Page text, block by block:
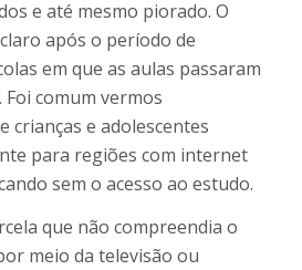
e até mesmo piorado. O
após o período de
em que as aulas passaram
comum vermos
crianças e adolescentes
para regiões com internet
sem o acesso ao estudo.
que não compreendia o
meio da televisão ou